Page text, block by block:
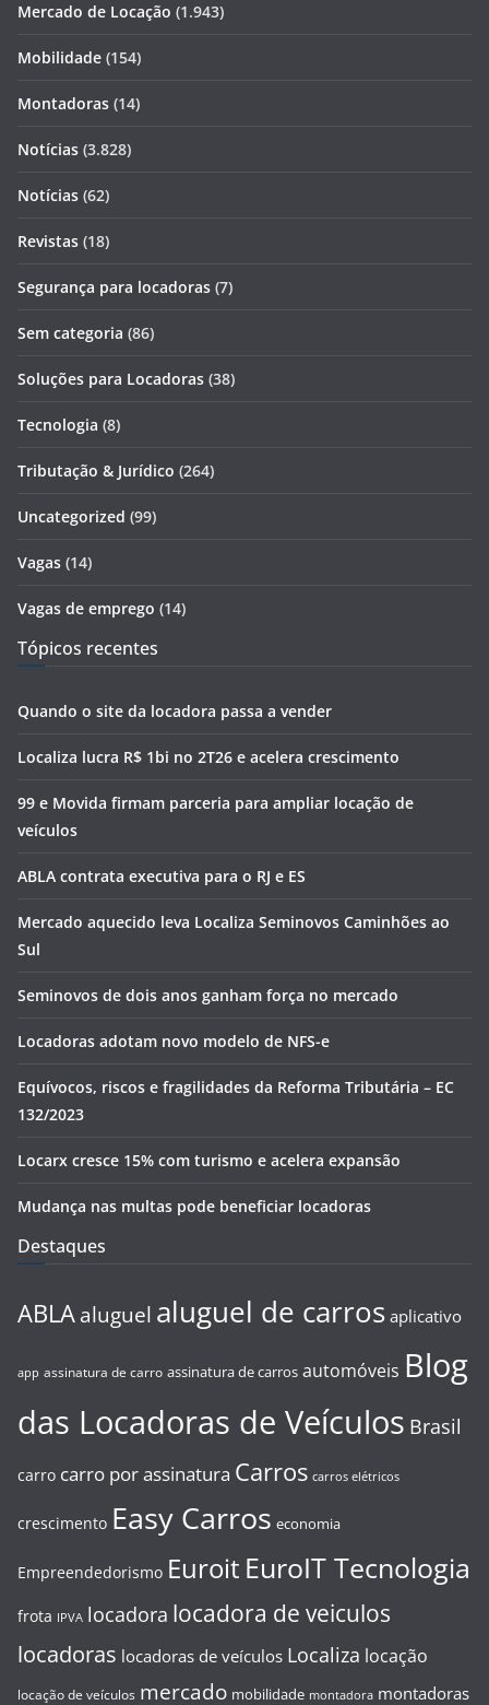
Mercado de Locação (1.943)
Mobilidade (154)
Montadoras (14)
Notícias (3.828)
Notícias (62)
Revistas (18)
Segurança para locadoras (7)
Sem categoria (86)
Soluções para Locadoras (38)
Tecnologia (8)
Tributação & Jurídico (264)
Uncategorized (99)
Vagas (14)
Vagas de emprego (14)
Tópicos recentes
Quando o site da locadora passa a vender
Localiza lucra R$ 1bi no 2T26 e acelera crescimento
99 e Movida firmam parceria para ampliar locação de
veículos
ABLA contrata executiva para o RJ e ES
Mercado aquecido leva Localiza Seminovos Caminhões ao
Sul
Seminovos de dois anos ganham força no mercado
Locadoras adotam novo modelo de NFS-e
Equívocos, riscos e fragilidades da Reforma Tributária – EC
132/2023
Locarx cresce 15% com turismo e acelera expansão
Mudança nas multas pode beneficiar locadoras
Destaques
ABLA aluguel aluguel de carros aplicativo
app assinatura de carro assinatura de carros automóveis Blog
das Locadoras de Veículos Brasil
carro carro por assinatura Carros carros elétricos
crescimento Easy Carros economia
Empreendedorismo Euroit EuroIT Tecnologia
frota IPVA locadora locadora de veiculos
locadoras locadoras de veículos Localiza locação
locação de veículos mercado mobilidade montadora montadoras